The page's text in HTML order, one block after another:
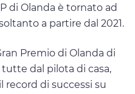
di Olanda è tornato ad
a partire dal 2021.
Premio di Olanda di
dal pilota di casa,
record di successi su